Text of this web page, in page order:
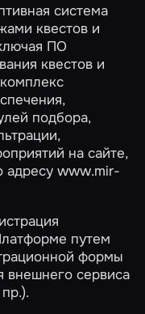
система
квестов и
ПО
квестов и
подбора,
на сайте,
адресу www.mir-
путем
формы
внешнего сервиса